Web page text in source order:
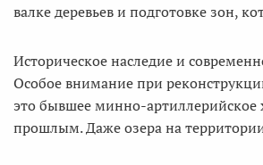
валке деревьев и подготовке зон,
Историческое наследие и
Особое внимание при
это бывшее минно-артиллерийское
прошлым. Даже озера на